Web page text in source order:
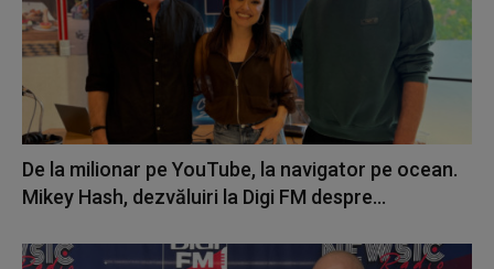
De la milionar pe YouTube, la navigator pe ocean.
Mikey Hash, dezvăluiri la Digi FM despre...